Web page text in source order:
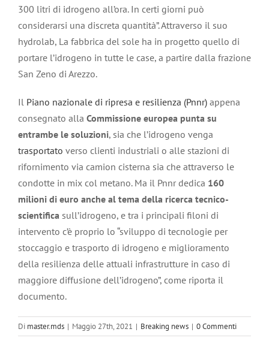
300 litri di idrogeno all’ora. In certi giorni può
considerarsi una discreta quantità”. Attraverso il suo
hydrolab, La fabbrica del sole ha in progetto quello di
portare l’idrogeno in tutte le case, a partire dalla frazione
San Zeno di Arezzo.
Il Piano nazionale di ripresa e resilienza (Pnnr) appena
consegnato alla Commissione europea punta su
entrambe le soluzioni, sia che l’idrogeno venga
trasportato verso clienti industriali o alle stazioni di
rifornimento via camion cisterna sia che attraverso le
condotte in mix col metano. Ma il Pnnr dedica 160
milioni di euro anche al tema della ricerca tecnico-
scientifica sull’idrogeno, e tra i principali filoni di
intervento c’è proprio lo “sviluppo di tecnologie per
stoccaggio e trasporto di idrogeno e miglioramento
della resilienza delle attuali infrastrutture in caso di
maggiore diffusione dell’idrogeno”, come riporta il
documento.
Di master.mds | Maggio 27th, 2021 | Breaking news | 0 Commenti